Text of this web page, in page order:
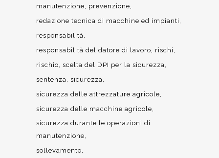
manutenzione
prevenzione
redazione tecnica di macchine ed impianti
responsabilità
responsabilità del datore di lavoro
rischi
rischio scelta del DPI per la sicurezza
sentenza sicurezza
sicurezza delle attrezzature agricole
sicurezza delle macchine agricole
sicurezza durante le operazioni di
manutenzione
sollevamento